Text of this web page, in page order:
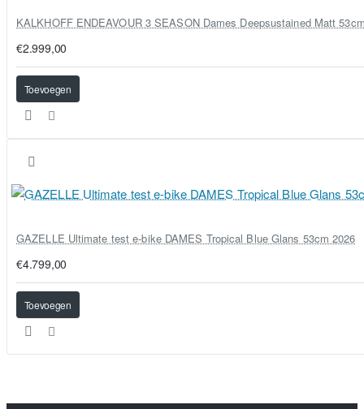
KALKHOFF ENDEAVOUR 3 SEASON Dames Deepsustained Matt
€2.999,00
Toevoegen
GAZELLE Ultimate test e-bike DAMES Tropical Blue Glans 53cm 2026
€4.799,00
Toevoegen